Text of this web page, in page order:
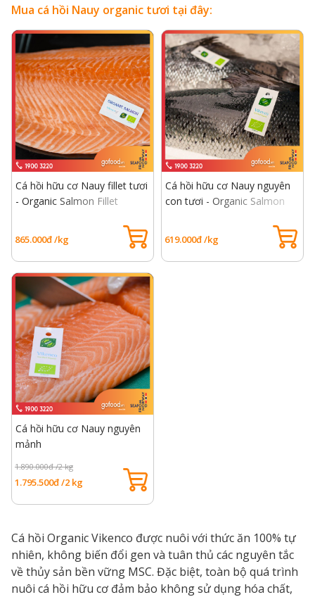
Mua cá hồi Nauy organic tươi tại đây:
Cá hồi hữu cơ Nauy fillet tươi
- Organic Salmon Fillet
865.000đ /kg
Cá hồi hữu cơ Nauy nguyên
con tươi - Organic Salmon
619.000đ /kg
Cá hồi hữu cơ Nauy nguyên
mảnh
1.890.000đ /2 kg
1.795.500đ /2 kg
Cá hồi Organic Vikenco được nuôi với thức ăn 100% tự
nhiên, không biến đổi gen và tuân thủ các nguyên tắc
về thủy sản bền vững MSC. Đặc biệt, toàn bộ quá trình
nuôi cá hồi hữu cơ đảm bảo không sử dụng hóa chất,